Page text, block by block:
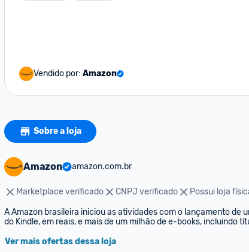
Vendido por: Amazon
Sobre a loja
Amazon amazon.com.br
Marketplace verificado CNPJ verificado
Possui loja
A Amazon brasileira iniciou as atividades com o lançamento de
do Kindle, em reais, e mais de um milhão de e-books, incluindo
Ver mais ofertas dessa loja